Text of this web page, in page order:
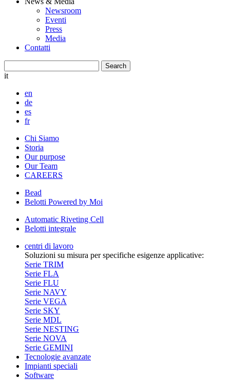
Newsroom
Eventi
Press
Media
Contatti
it
en
de
es
fr
Chi Siamo
Storia
Our purpose
Our Team
CAREERS
Bead
Belotti Powered by Moi
Automatic Riveting Cell
Belotti integrale
centri di lavoro
Soluzioni su misura per specifiche esigenze applicative:
Serie TRIM
Serie FLA
Serie FLU
Serie NAVY
Serie VEGA
Serie SKY
Serie MDL
Serie NESTING
Serie NOVA
Serie GEMINI
Tecnologie avanzate
Impianti speciali
Software